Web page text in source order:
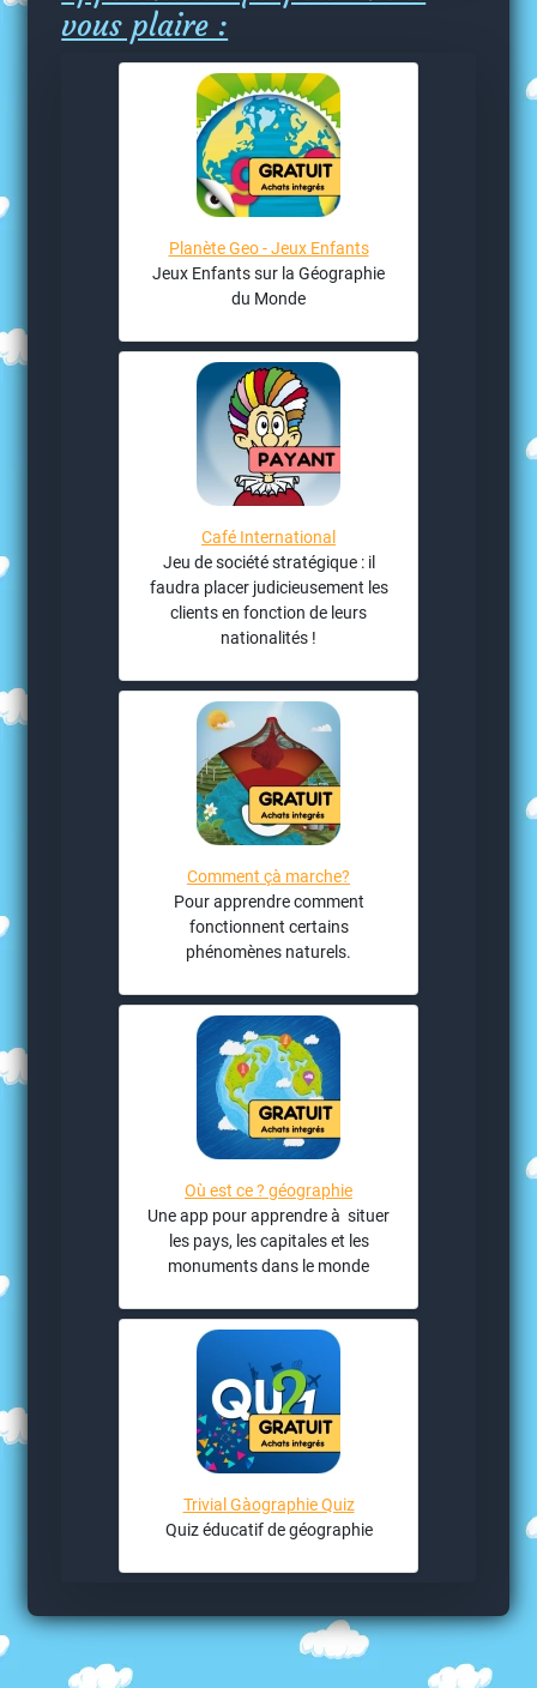
vous plaire :
Planète Geo - Jeux Enfants
Jeux Enfants sur la Géographie
du Monde
Café International
Jeu de société stratégique : il
faudra placer judicieusement les
clients en fonction de leurs
nationalités !
Comment çà marche?
Pour apprendre comment
fonctionnent certains
phénomènes naturels.
Où est ce ? géographie
Une app pour apprendre à situer
les pays, les capitales et les
monuments dans le monde
Trivial Gàographie Quiz
Quiz éducatif de géographie